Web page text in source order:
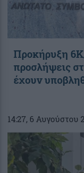
Προκήρυξη
προσλήψεις
έχουν
14:27, 6 Αυγούστου